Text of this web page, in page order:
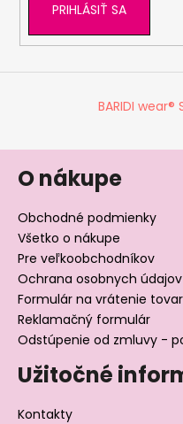
PRIHLÁSIŤ SA
BARIDI wear®
O nákupe
Obchodné podmienky
Všetko o nákupe
Pre veľkoobchodníkov
Ochrana osobnych údajov
Formulár na vrátenie
Reklamačný formulár
Odstúpenie od zmluvy -
Užitočné
Kontakty